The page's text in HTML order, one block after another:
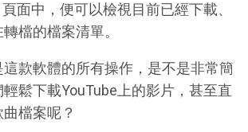
頁面中，便可以檢視目前已經下載、
檔的檔案清單。
款軟體的所有操作，是不是非常簡
鬆下載YouTube上的影片，甚至直
檔案呢？